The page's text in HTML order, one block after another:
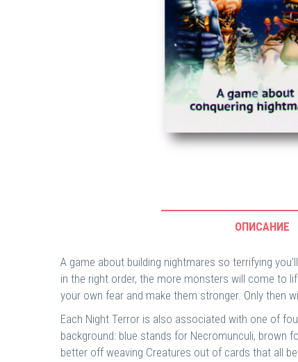
ОПИСАНИЕ
A game about building nightmares so terrifying
in the right order, the more monsters will come to
your own fear and make them stronger. Only then
Each Night Terror is also associated with one of
background: blue stands for Necromunculi, brown
better off weaving Creatures out of cards that all